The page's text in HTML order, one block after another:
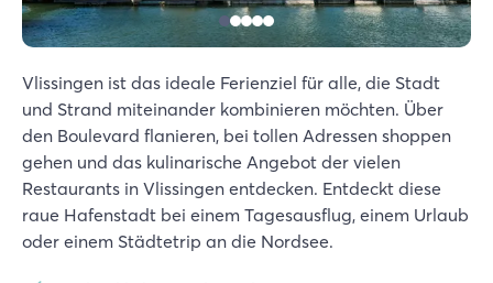
Vlissingen ist das ideale Ferienziel für alle, die Stadt
und Strand miteinander kombinieren möchten. Über
den Boulevard flanieren, bei tollen Adressen shoppen
gehen und das kulinarische Angebot der vielen
Restaurants in Vlissingen entdecken. Entdeckt diese
raue Hafenstadt bei einem Tagesausflug, einem Urlaub
oder einem Städtetrip an die Nordsee.